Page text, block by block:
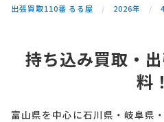
出張買取110番 るる屋 2026年
持ち込み買取・
料！
富山県を中心に石川県・岐阜県